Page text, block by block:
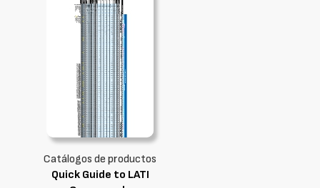
Catálogos de productos
Quick Guide to LATI